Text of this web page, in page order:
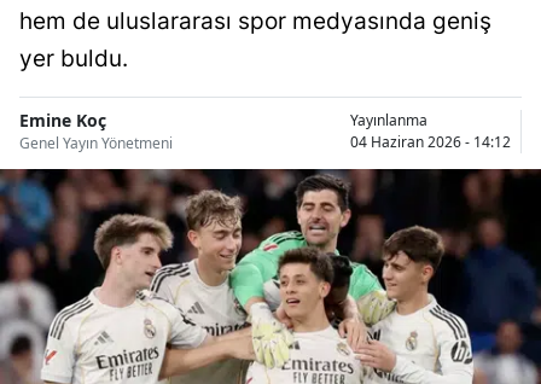
Bingöl
Burdur
Bursa
Çanakkale
Çankırı
Çorum
hem de uluslararası spor medyasında geniş
yer buldu.
Emine Koç
Genel Yayın Yönetmeni
Yayınlanma
04 Haziran 2026 - 14:12